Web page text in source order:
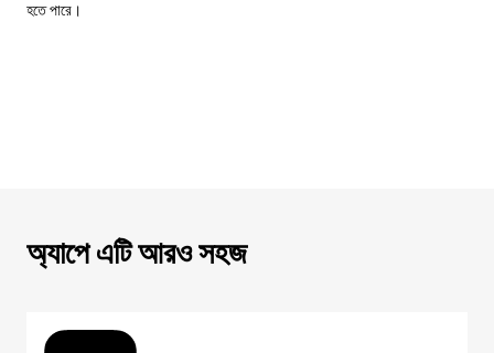
হতে পারে।
অ্যাপে এটি আরও সহজ